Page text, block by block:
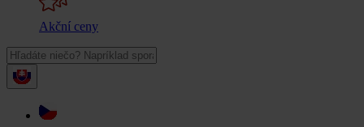
Akční ceny